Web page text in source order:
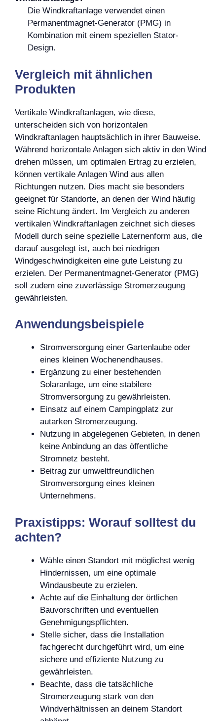
Die Windkraftanlage verwendet einen
Permanentmagnet-Generator (PMG) in
Kombination mit einem speziellen Stator-
Design.
Vergleich mit ähnlichen
Produkten
Vertikale Windkraftanlagen, wie diese,
unterscheiden sich von horizontalen
Windkraftanlagen hauptsächlich in ihrer Bauweise.
Während horizontale Anlagen sich aktiv in den Wind
drehen müssen, um optimalen Ertrag zu erzielen,
können vertikale Anlagen Wind aus allen
Richtungen nutzen. Dies macht sie besonders
geeignet für Standorte, an denen der Wind häufig
seine Richtung ändert. Im Vergleich zu anderen
vertikalen Windkraftanlagen zeichnet sich dieses
Modell durch seine spezielle Laternenform aus, die
darauf ausgelegt ist, auch bei niedrigen
Windgeschwindigkeiten eine gute Leistung zu
erzielen. Der Permanentmagnet-Generator (PMG)
soll zudem eine zuverlässige Stromerzeugung
gewährleisten.
Anwendungsbeispiele
Stromversorgung einer Gartenlaube oder
eines kleinen Wochenendhauses.
Ergänzung zu einer bestehenden
Solaranlage, um eine stabilere
Stromversorgung zu gewährleisten.
Einsatz auf einem Campingplatz zur
autarken Stromerzeugung.
Nutzung in abgelegenen Gebieten, in denen
keine Anbindung an das öffentliche
Stromnetz besteht.
Beitrag zur umweltfreundlichen
Stromversorgung eines kleinen
Unternehmens.
Praxistipps: Worauf solltest du
achten?
Wähle einen Standort mit möglichst wenig
Hindernissen, um eine optimale
Windausbeute zu erzielen.
Achte auf die Einhaltung der örtlichen
Bauvorschriften und eventuellen
Genehmigungspflichten.
Stelle sicher, dass die Installation
fachgerecht durchgeführt wird, um eine
sichere und effiziente Nutzung zu
gewährleisten.
Beachte, dass die tatsächliche
Stromerzeugung stark von den
Windverhältnissen an deinem Standort